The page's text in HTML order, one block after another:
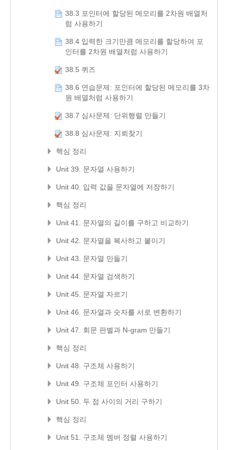
38.3 포인터에 할당된 메모리를 2차원 배열처
럼 사용하기
38.4 입력한 크기만큼 메모리를 할당하여 포
인터를 2차원 배열처럼 사용하기
38.5 퀴즈
38.6 연습문제: 포인터에 할당된 메모리를 3차
원 배열처럼 사용하기
38.7 심사문제: 단위행렬 만들기
38.8 심사문제: 지뢰찾기
핵심 정리
Unit 39. 문자열 사용하기
Unit 40. 입력 값을 문자열에 저장하기
핵심 정리
Unit 41. 문자열의 길이를 구하고 비교하기
Unit 42. 문자열을 복사하고 붙이기
Unit 43. 문자열 만들기
Unit 44. 문자열 검색하기
Unit 45. 문자열 자르기
Unit 46. 문자열과 숫자를 서로 변환하기
Unit 47. 회문 판별과 N-gram 만들기
핵심 정리
Unit 48. 구조체 사용하기
Unit 49. 구조체 포인터 사용하기
Unit 50. 두 점 사이의 거리 구하기
핵심 정리
Unit 51. 구조체 멤버 정렬 사용하기